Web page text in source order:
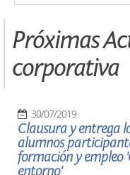
Próximas
corporativa
30/07/2019
Clausura y entrega
alumnos
formación y empleo
entorno'